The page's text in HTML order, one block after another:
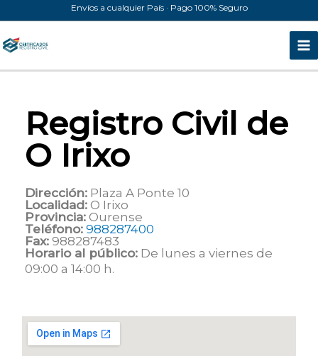
al
contenido
Envíos a cualquier País · Pago 100% Seguro
Registro Civil de
O Irixo
Dirección: Plaza A Ponte 10
Localidad: O Irixo
Provincia: Ourense
Teléfono: 988287400
Fax: 988287483
Horario al público: De lunes a viernes de
09:00 a 14:00 h.